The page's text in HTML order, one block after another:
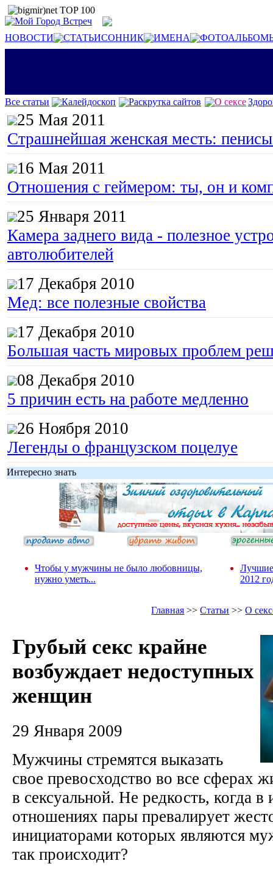
НОВОСТИ СТАТЬИСОННИК ИМЕНА
Все статьи Калейдоскоп Раскрутка сайтов О сексе
25 Мая 2011
Страшнейшая женская месть:
16 Мая 2011
Отношения с геймером: ты, он и
25 Января 2011
Камера заднего вида - полезное
автолюбителей
17 Декабря 2010
Мед: все полезные свойства
17 Декабря 2010
Большая часть мировых проблем
08 Декабря 2010
5 причин есть на работе медленно
26 Ноября 2010
Легенды о французском поцелуе
Интересно знать
Чтобы у мужчины не было любовницы,
нужно уметь...
Лучшие
2012
Главная >>Статьи >>О
Грубый секс крайне
возбуждает недоступных
женщин
29 Января 2009
Мужчины стремятся выказать
свое превосходство во все сферах
в сексуальной. Не редкость, когда
отношениях пары превалирует
инициаторами которых являются
так происходит?